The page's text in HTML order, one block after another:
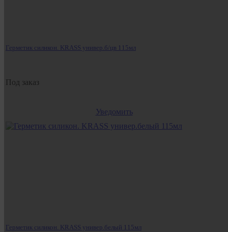
Герметик силикон. KRASS универ.б/цв 115мл
Под заказ
Уведомить
Герметик силикон. KRASS универ.белый 115мл